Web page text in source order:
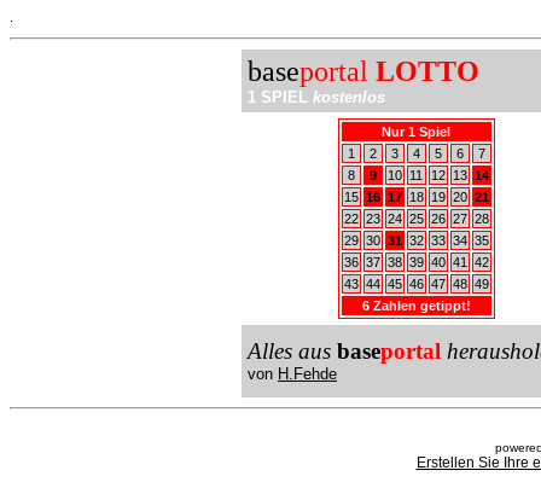
baseportal LOTTO
1 SPIEL kostenlos
Nur 1 Spiel
1
2 3 4 5 6
7
8
9 10 11 12 13 14
15 16 17 18 19 20 21
22 23 24 25 26 27 28
29 30 31 32 33 34 35
36 37 38 39 40 41
42
43 44 45 46 47 48 49
6 Zahlen getippt!
Alles aus baseportal
von H.Fehde
Erstellen Sie Ihre